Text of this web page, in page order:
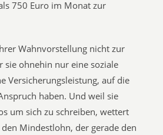
750 Euro im Monat zur
Wahnvorstellung nicht zur
sie ohnehin nur eine soziale
Versicherungsleistung, auf die
haben. Und weil sie
um sich zu schreiben, wettert
Mindestlohn, der gerade den